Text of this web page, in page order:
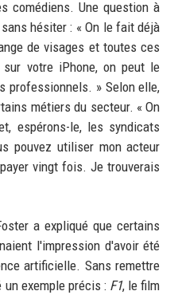
comédiens. Une question à
hésiter : « On le fait déjà
de visages et toutes ces
votre iPhone, on peut le
professionnels. » Selon elle,
métiers du secteur. « On
espérons-le, les syndicats
pouvez utiliser mon acteur
vingt fois. Je trouverais
a expliqué que certains
l'impression d'avoir été
artificielle. Sans remettre
exemple précis : F1, le film